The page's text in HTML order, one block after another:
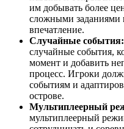
им добывать более
сложными заданиями
впечатление.
Случайные события:
случайные события,
момент и добавить
процесс. Игроки
событиям и
острове.
Мультиплеерный
мультиплеерный